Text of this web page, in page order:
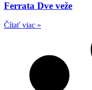
Ferrata Dve veže
Čítať viac »